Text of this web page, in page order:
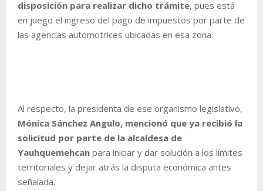
disposición para realizar dicho trámite, pues está
en juego el ingreso del pago de impuestos por parte de
las agencias automotrices ubicadas en esa zona.
Al respecto, la presidenta de ese organismo legislativo,
Mónica Sánchez Angulo, mencionó que ya recibió la
solicitud por parte de la alcaldesa de
Yauhquemehcan para iniciar y dar solución a los límites
territoriales y dejar atrás la disputa económica antes
señalada.